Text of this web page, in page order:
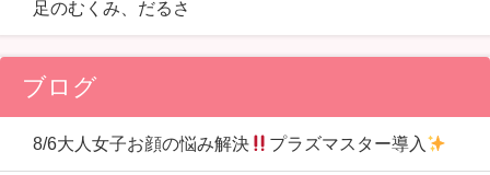
足のむくみ、だるさ
ブログ
8/6大人女子お顔の悩み解決 プラズマスター導入